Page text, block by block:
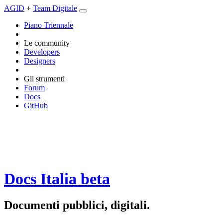
AGID + Team Digitale
Piano Triennale
Le community
Developers
Designers
Gli strumenti
Forum
Docs
GitHub
Docs Italia beta
Documenti pubblici, digitali.